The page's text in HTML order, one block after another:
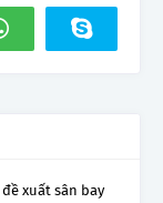
xuất sân bay